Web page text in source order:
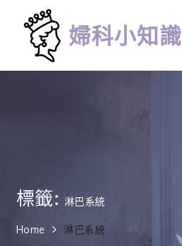
content
婦科小知識
標籤: 淋巴系統
Home 淋巴系統